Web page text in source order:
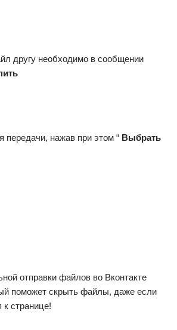
другу необходимо в сообщении
нажав при этом “ Выбрать
отправки файлов во Вконтакте
поможет скрыть файлы, даже если
к странице!